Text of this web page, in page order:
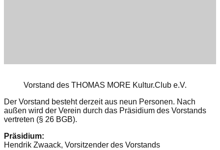
Vorstand des THOMAS MORE Kultur.Club e.V.
Der Vorstand besteht derzeit aus neun Personen. Nach
außen wird der Verein durch das Präsidium des Vorstands
vertreten (§ 26 BGB).
Präsidium:
Hendrik Zwaack, Vorsitzender des Vorstands